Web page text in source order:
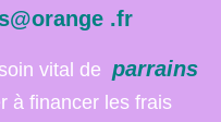
.fr
vital de parrains
à financer les frais